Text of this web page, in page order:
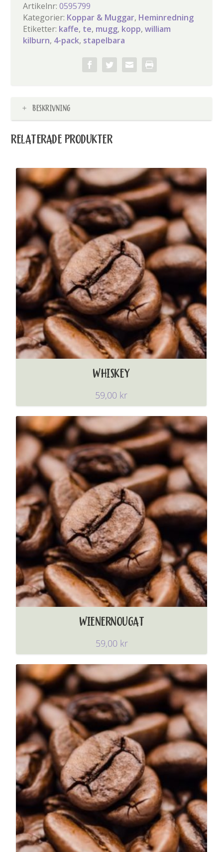
stapelbara
muggar
mängd
Artikelnr:0595799
Kategorier: Koppar & Muggar, Heminredning
Etiketter: kaffe, te, mugg, kopp,william
kilburn, 4-pack, stapelbara
BESKRIVNING
RELATERADE PRODUKTER
WHISKEY
59,00 kr
WIENERNOUGAT
59,00 kr